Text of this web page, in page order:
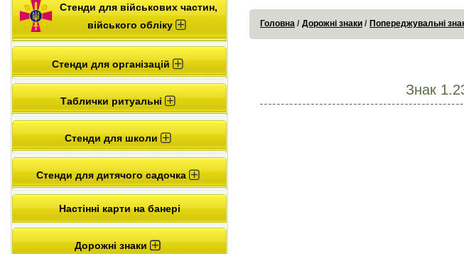
Стенди для військових частин,
війського обліку
Стенди для організацій
Таблички ритуальні
Стенди для школи
Стенди для дитячого садочка
Настінні карти на банері
Дорожні знаки
Головна Дорожні знаки Попереджувальні
Знак